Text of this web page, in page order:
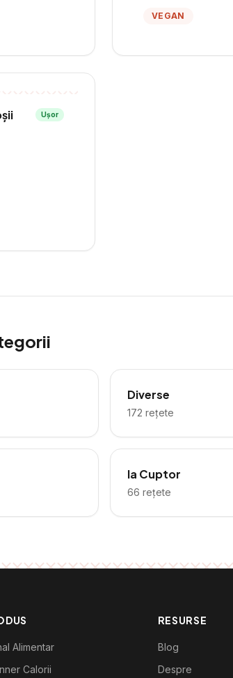
VEGAN
Ușor
Diverse
172 rețete
la Cuptor
66 rețete
Alimentar
Calorii
RESURSE
Blog
Despre